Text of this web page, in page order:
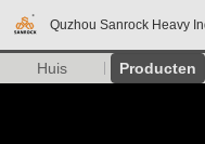
Quzhou Sanrock Heavy
Huis Producten